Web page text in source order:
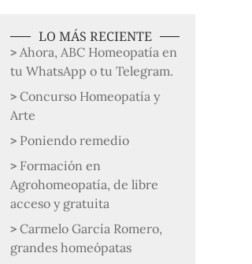
LO MÁS RECIENTE
Ahora, ABC Homeopatía en
tu WhatsApp o tu Telegram.
Concurso Homeopatía y
Arte
Poniendo remedio
Formación en
Agrohomeopatía, de libre
acceso y gratuita
Carmelo García Romero,
grandes homeópatas